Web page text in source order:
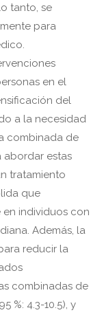
tanto, se
para
en el
del
a la necesidad
combinada de
abordar estas
tratamiento
que
individuos con
Además, la
reducir la
combinadas de
%: 4.3-10.5), y